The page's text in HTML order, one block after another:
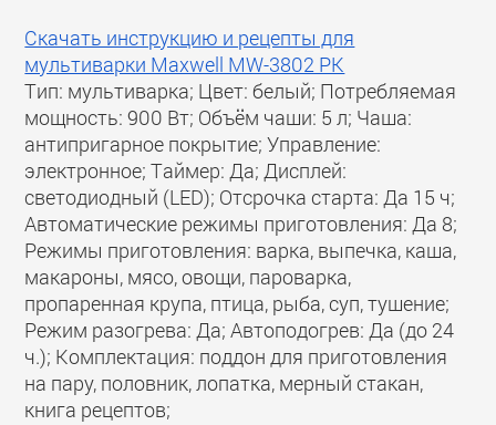
Скачать инструкцию и рецепты для
мультиварки Maxwell MW-3802 PK
Тип: мультиварка; Цвет: белый; Потребляемая
мощность: 900 Вт; Объём чаши: 5 л; Чаша:
антипригарное покрытие; Управление:
электронное; Таймер: Да; Дисплей:
светодиодный (LED); Отсрочка старта: Да 15 ч;
Автоматические режимы приготовления: Да 8;
Режимы приготовления: варка, выпечка, каша,
макароны, мясо, овощи, пароварка,
пропаренная крупа, птица, рыба, суп, тушение;
Режим разогрева: Да; Автоподогрев: Да (до 24
ч.); Комплектация: поддон для приготовления
на пару, половник, лопатка, мерный стакан,
книга рецептов;